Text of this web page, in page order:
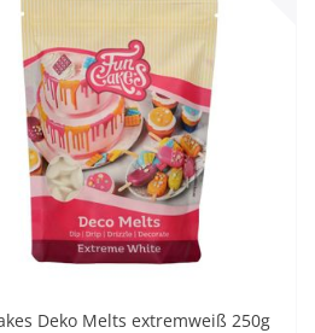
Deko Melts extremweiß 250g